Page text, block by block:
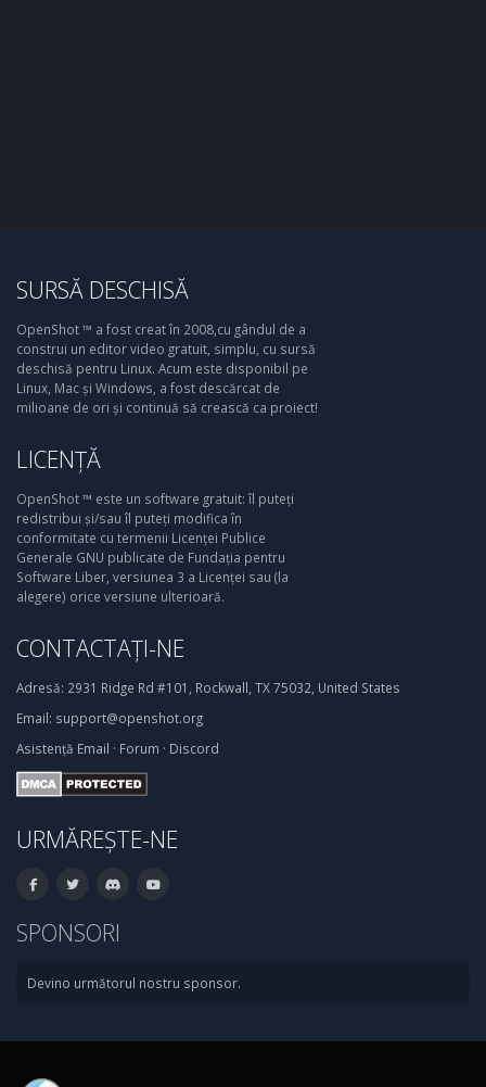
SURSĂ DESCHISĂ
OpenShot ™ a fost creat în 2008,cu gândul de a
construi un editor video gratuit, simplu, cu sursă
deschisă pentru Linux. Acum este disponibil pe
Linux, Mac și Windows, a fost descărcat de
milioane de ori și continuă să crească ca proiect!
LICENȚĂ
OpenShot ™ este un software gratuit: îl puteți
redistribui și/sau îl puteți modifica în
conformitate cu termenii Licenței Publice
Generale GNU publicate de Fundația pentru
Software Liber, versiunea 3 a Licenței sau (la
alegere) orice versiune ulterioară.
CONTACTAȚI-NE
Adresă: 2931 Ridge Rd #101, Rockwall, TX 75032, United States
Email: support@openshot.org
Asistență Email · Forum · Discord
URMĂREȘTE-NE
SPONSORI
Devino următorul nostru sponsor.